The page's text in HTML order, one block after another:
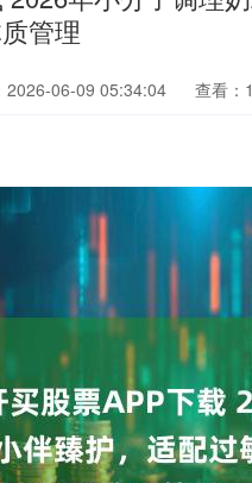
管理
2026-06-09 05:34:04 查看：